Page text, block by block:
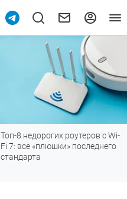
7 мессенджеров, которые
отлично работают в России